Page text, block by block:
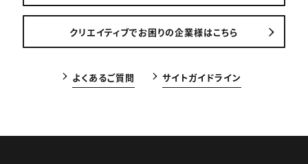
クリエイティブでお困りの企業様はこちら
よくあるご質問 サイトガイドライン